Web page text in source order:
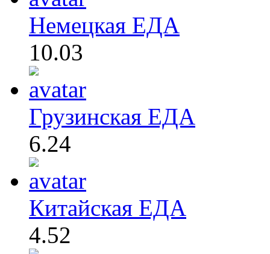
Немецкая ЕДА
10.03
Грузинская ЕДА
6.24
Китайская ЕДА
4.52